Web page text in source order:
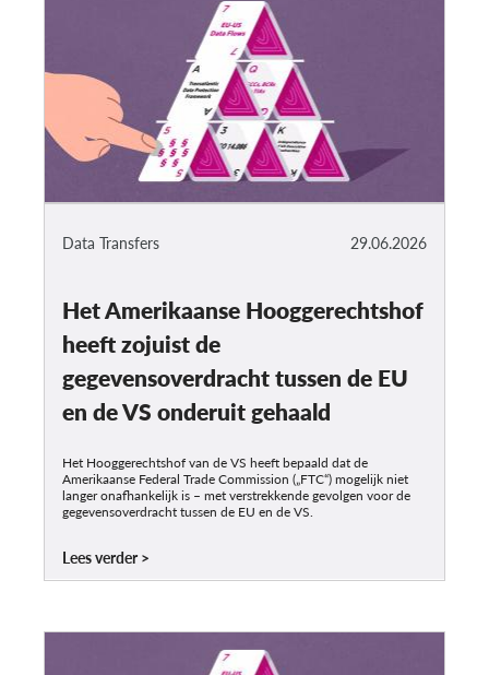
29.06.2026
Data Transfers
Het Amerikaanse Hooggerechtshof
heeft zojuist de
gegevensoverdracht tussen de EU
en de VS onderuit gehaald
Het Hooggerechtshof van de VS heeft bepaald dat de
Amerikaanse Federal Trade Commission („FTC“) mogelijk niet
langer onafhankelijk is – met verstrekkende gevolgen voor de
gegevensoverdracht tussen de EU en de VS.
Lees verder